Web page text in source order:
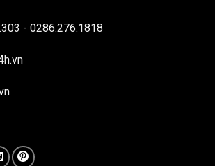
- 0286.276.1818